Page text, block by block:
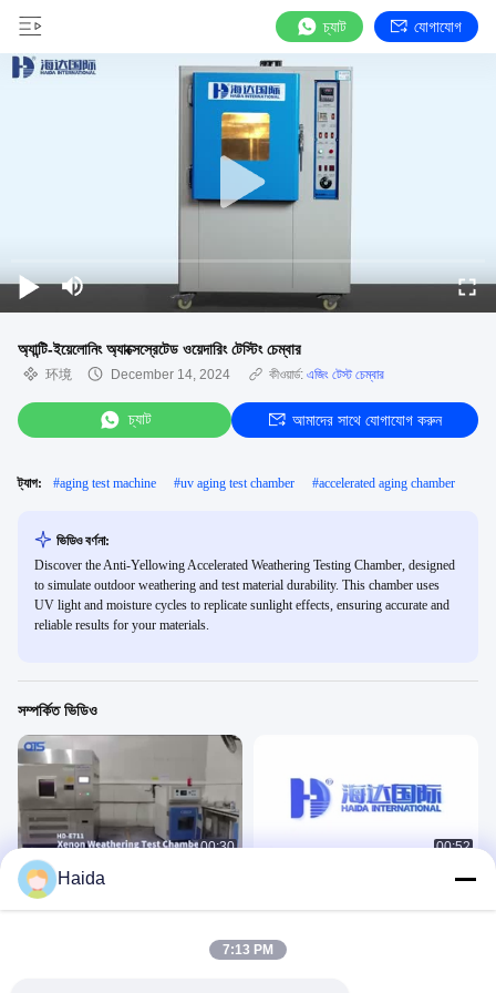
চ্যাট যোগাযোগ
অ্যান্টি-ইয়েলোনিং অ্যাক্সেস্রেটেড ওয়েদারিং টেস্টিং চেম্বার
环境 December 14, 2024 কীওয়ার্ড: এজিং টেস্ট চেম্বার
চ্যাট আমাদের সাথে যোগাযোগ করুন
ট্যাগ: #aging test machine #uv aging test chamber #accelerated aging chamber
ভিডিও বর্ণনা:
Discover the Anti-Yellowing Accelerated Weathering Testing Chamber, designed
to simulate outdoor weathering and test material durability. This chamber uses
UV light and moisture cycles to replicate sunlight effects, ensuring accurate and
reliable results for your materials.
সম্পর্কিত ভিডিও
00:30
জেনন ল্যাম্প আবহাওয়া প্রতিরোধের পরীক্ষা/পরীক্ষা
মেশিন
00:52
Haida
7:13 PM